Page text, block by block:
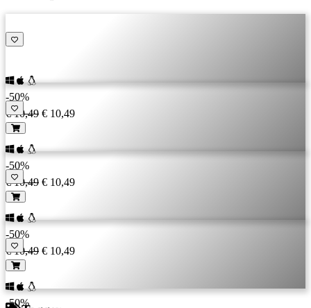
-50%
€ 10,49 € 10,49
-50%
€ 10,49 € 10,49
-50%
€ 10,49 € 10,49
-50%